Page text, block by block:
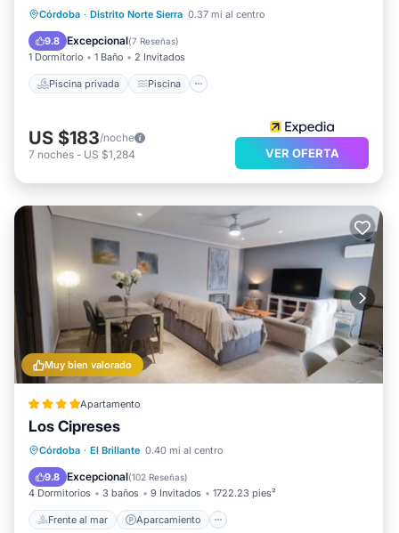
Córdoba · Distrito Norte Sierra 0.37 mi al centro
9.8 Excepcional(7 Reseñas)
1 Dormitorio 1 Baño 2 Invitados
Piscina privada Piscina
Piscina privada
Piscina
Balcón/Terraza
US $183/noche
7 noches - US $1,284 VER OFERTA
Muy bien valorado
Apartamento
Los Cipreses
Córdoba · El Brillante 0.40 mi al centro
9.8 Excepcional(102 Reseñas)
4 Dormitorios 3 baños 9 Invitados 1722.23 pies²
Frente al mar Aparcamiento
Frente al mar Aparcamiento
Vista al mar